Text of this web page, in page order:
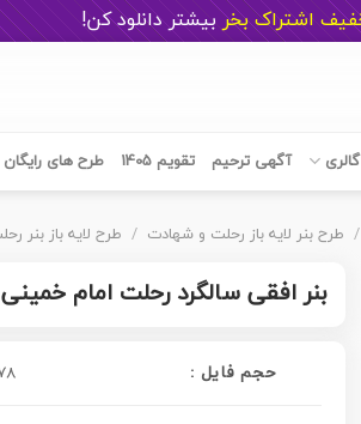
بیشتر دانلود کن!
گالری آگهی ترحیم تقویم 1405 طرح های رایگان
/ طرح بنر لایه باز رحلت و شهادت / طرح لایه باز بنر
بنر افقی سالگرد رحلت امام خمینی
حجم فایل : 78